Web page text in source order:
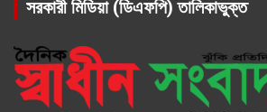
সরকারী মিডিয়া (ডিএফপি) তালিকাভুক্ত